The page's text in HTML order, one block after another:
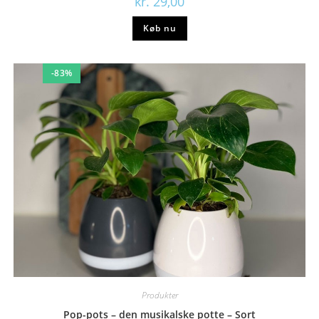
Køb nu
-83%
Produkter
Pop-pots – den musikalske potte – Sort